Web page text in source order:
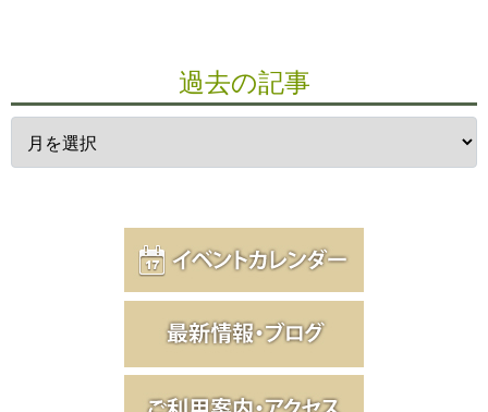
過去の記事